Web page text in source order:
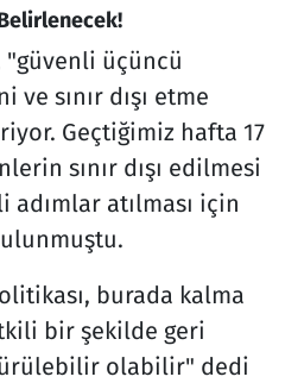
"güvenli üçüncü
sınır dışı etme
Geçtiğimiz hafta 17
sınır dışı edilmesi
atılması için
burada kalma
bir şekilde geri
olabilir" dedi